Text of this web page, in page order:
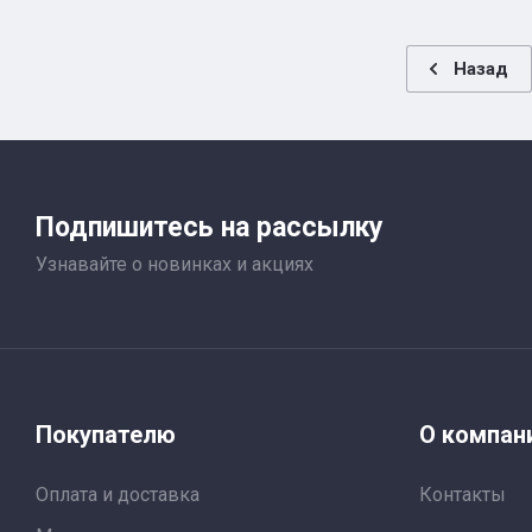
Назад
Подпишитесь на рассылку
Узнавайте о новинках и акциях
Покупателю
Оплата и доставка
О
Контакты